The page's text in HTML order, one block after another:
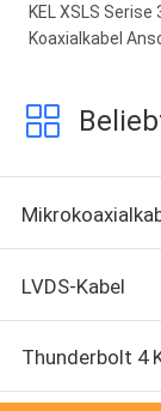
KEL XSLS
Koaxialkabel
LVDS-Kabel
Thunderbolt 4